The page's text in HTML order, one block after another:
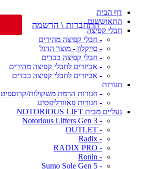
דף הבית
התאוששות
חבלי קפיצה
- חבלי קפיצה מהירים
- סייקלון - מוצר הדגל
- חבלי קפיצה כבדים
- אביזרים לחבלי קפיצה מהירים
- אביזרים לחבלי קפיצה כבדים
חגורות
- חגורות הרמת משקולות/קרוספיט
- חגורות פאוורליפטינג
נעליים מבית NOTORIOUS LIFT
- Notorious Lifters Gen 3
- OUTLET
- Radix
- RADIX PRO
- Ronin
- Sumo Sole Gen 5
התחברות \ הרשמה